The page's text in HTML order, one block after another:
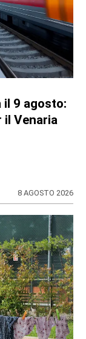
9 agosto:
Venaria
8 AGOSTO 2026